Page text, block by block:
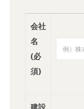
会社
名
(必
須)